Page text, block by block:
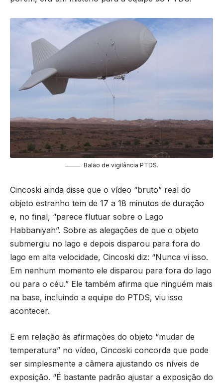
Balão de vigilância PTDS.
Cincoski ainda disse que o vídeo “bruto” real do
objeto estranho tem de 17 a 18 minutos de duração
e, no final, “parece flutuar sobre o Lago
Habbaniyah”. Sobre as alegações de que o objeto
submergiu no lago e depois disparou para fora do
lago em alta velocidade, Cincoski diz: “Nunca vi isso.
Em nenhum momento ele disparou para fora do lago
ou para o céu.” Ele também afirma que ninguém mais
na base, incluindo a equipe do PTDS, viu isso
acontecer.
E em relação às afirmações do objeto “mudar de
temperatura” no vídeo, Cincoski concorda que pode
ser simplesmente a câmera ajustando os níveis de
exposição. “É bastante padrão ajustar a exposição do